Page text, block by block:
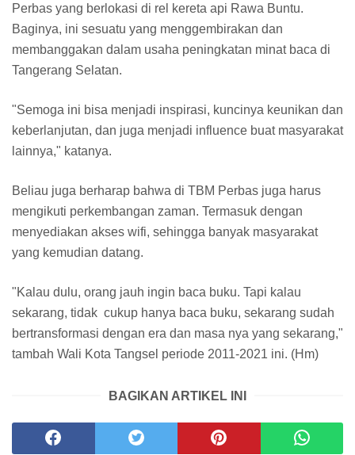
Perbas yang berlokasi di rel kereta api Rawa Buntu.
Baginya, ini sesuatu yang menggembirakan dan
membanggakan dalam usaha peningkatan minat baca di
Tangerang Selatan.
"Semoga ini bisa menjadi inspirasi, kuncinya keunikan dan
keberlanjutan, dan juga menjadi influence buat masyarakat
lainnya," katanya.
Beliau juga berharap bahwa di TBM Perbas juga harus
mengikuti perkembangan zaman. Termasuk dengan
menyediakan akses wifi, sehingga banyak masyarakat
yang kemudian datang.
"Kalau dulu, orang jauh ingin baca buku. Tapi kalau
sekarang, tidak cukup hanya baca buku, sekarang sudah
bertransformasi dengan era dan masa nya yang sekarang,"
tambah Wali Kota Tangsel periode 2011-2021 ini. (Hm)
BAGIKAN ARTIKEL INI